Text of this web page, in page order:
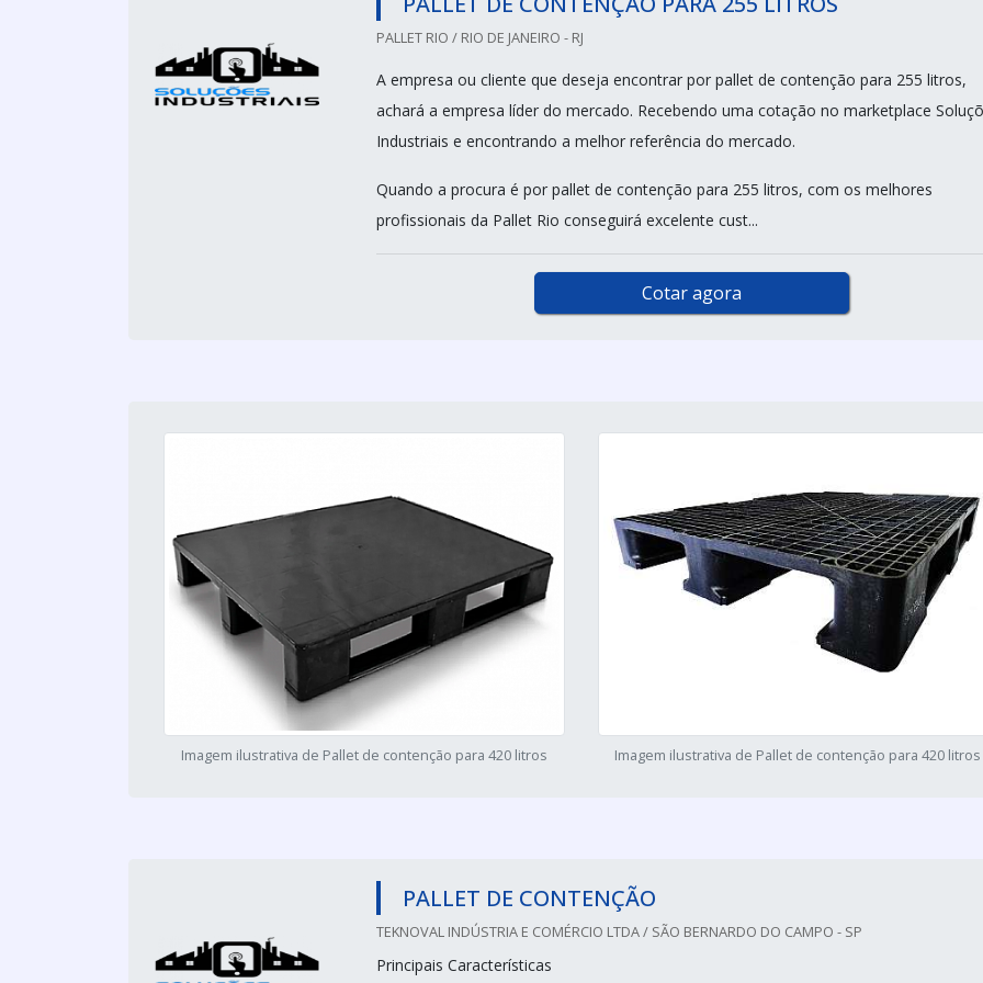
PALLET RIO / RIO DE JANEIRO - RJ
A empresa ou cliente que deseja encontrar por pallet de contenção para 255 litros,
achará a empresa líder do mercado. Recebendo uma cotação no marketplace
Industriais e encontrando a melhor referência do mercado.
Quando a procura é por pallet de contenção para 255 litros, com os melhores
profissionais da Pallet Rio conseguirá excelente cust...
Cotar agora
Imagem ilustrativa de Pallet de contenção para 420 litros Imagem ilustrativa de Pallet de contenção para 420 litros
PALLET DE CONTENÇÃO
TEKNOVAL INDÚSTRIA E COMÉRCIO LTDA / SÃO BERNARDO DO CAMPO - SP
Principais Características